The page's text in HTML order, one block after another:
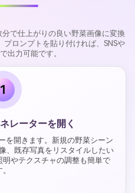
で仕上がりの良い野菜画像に変換
ロンプトを貼り付ければ、SNSや
出力可能です。
1
レーターを開く
を開きます。新規の野菜シーン
、既存写真をリスタイルしたい
やテクスチャの調整も簡単で